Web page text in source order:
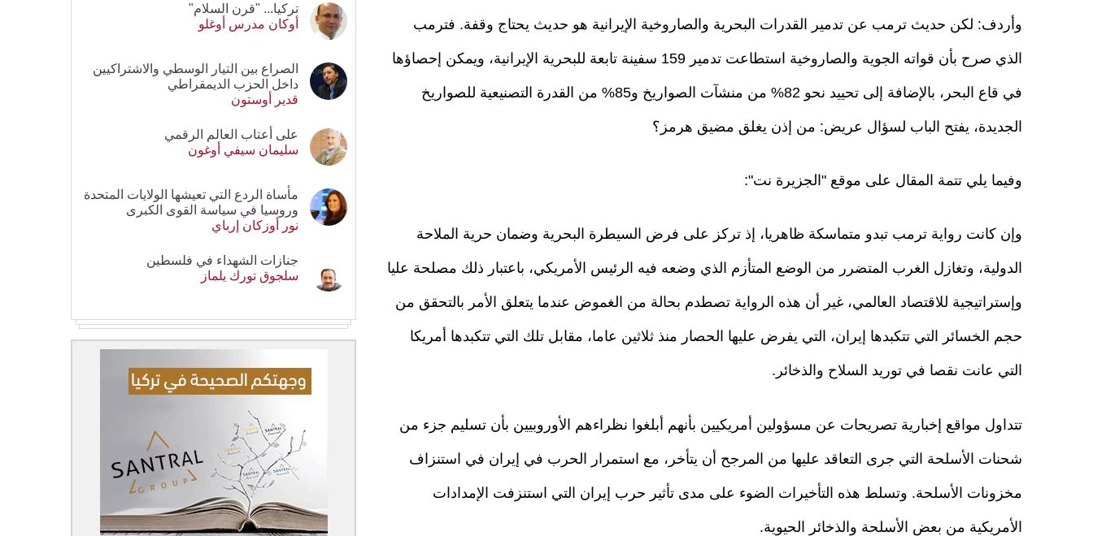
وأردف: لكن حديث ترمب عن تدمير القدرات البحرية والصاروخية الإيرانية هو حديث يحتاج وقفة. فترمب
الذي صرح بأن قواته الجوية والصاروخية استطاعت تدمير 159 سفينة تابعة للبحرية الإيرانية، ويمكن إحصاؤها
في قاع البحر، بالإضافة إلى تحييد نحو 82% من منشآت الصواريخ و85% من القدرة التصنيعية للصواريخ
الجديدة، يفتح الباب لسؤال عريض: من إذن يغلق مضيق هرمز؟
وفيما يلي تتمة المقال على موقع "الجزيرة نت":
وإن كانت رواية ترمب تبدو متماسكة ظاهريا، إذ تركز على فرض السيطرة البحرية وضمان حرية الملاحة
الدولية، وتغازل الغرب المتضرر من الوضع المتأزم الذي وضعه فيه الرئيس الأمريكي، باعتبار ذلك مصلحة عليا
وإستراتيجية للاقتصاد العالمي، غير أن هذه الرواية تصطدم بحالة من الغموض عندما يتعلق الأمر بالتحقق من
حجم الخسائر التي تتكبدها إيران، التي يفرض عليها الحصار منذ ثلاثين عاما، مقابل تلك التي تتكبدها أمريكا
التي عانت نقصا في توريد السلاح والذخائر.
تتداول مواقع إخبارية تصريحات عن مسؤولين أمريكيين بأنهم أبلغوا نظراءهم الأوروبيين بأن تسليم جزء من
شحنات الأسلحة التي جرى التعاقد عليها من المرجح أن يتأخر، مع استمرار الحرب في إيران في استنزاف
مخزونات الأسلحة. وتسلط هذه التأخيرات الضوء على مدى تأثير حرب إيران التي استنزفت الإمدادات
الأمريكية من بعض الأسلحة والذخائر الحيوية.
تركيا... "قرن السلام"
أوكان مدرس أوغلو
الصراع بين التيار الوسطي والاشتراكيين
داخل الحزب الديمقراطي
قدير أوستون
على أعتاب العالم الرقمي
سليمان سيفي أوغون
مأساة الردع التي تعيشها الولايات المتحدة
وروسيا في سياسة القوى الكبرى
نور أوزكان إرباي
جنازات الشهداء في فلسطين
سلجوق تورك يلماز